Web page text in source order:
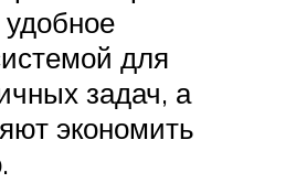
для
задач, а
экономить